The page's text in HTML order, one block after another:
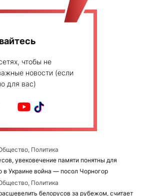
чтобы не
новости (если
для вас)
Политика
увековечение памяти понятны для
в Украине война — посол Чорногор
Политика
белорусов за рубежом, считает